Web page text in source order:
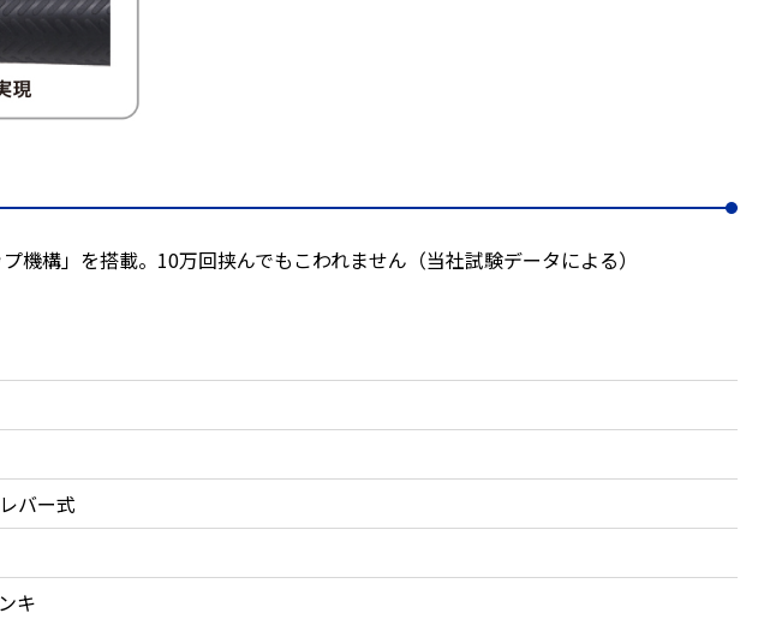
機構」を搭載。10万回挟んでもこわれません（当社試験データによる）
バー式
キ